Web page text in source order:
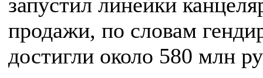
запустил линейки
продажи, по словам
достигли около 580 млн